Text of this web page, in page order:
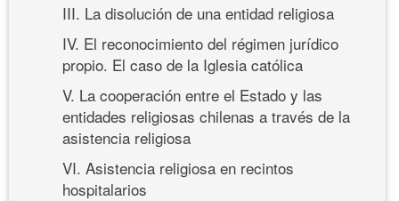
III. La disolución de una entidad religiosa
IV. El reconocimiento del régimen jurídico
propio. El caso de la Iglesia católica
V. La cooperación entre el Estado y las
entidades religiosas chilenas a través de la
asistencia religiosa
VI. Asistencia religiosa en recintos
hospitalarios